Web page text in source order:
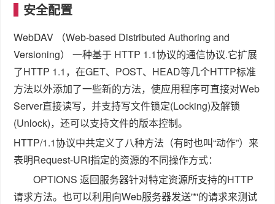
安全配置
WebDAV （Web-based Distributed Authoring and
Versioning） 一种基于 HTTP 1.1协议的通信协议.它扩展
了HTTP 1.1，在GET、POST、HEAD等几个HTTP标准
方法以外添加了一些新的方法，使应用程序可直接对Web
Server直接读写，并支持写文件锁定(Locking)及解锁
(Unlock)，还可以支持文件的版本控制。
HTTP/1.1协议中共定义了八种方法（有时也叫“动作”）来
表明Request-URI指定的资源的不同操作方式：
OPTIONS 返回服务器针对特定资源所支持的HTTP
请求方法。也可以利用向Web服务器发送'*'的请求来测试